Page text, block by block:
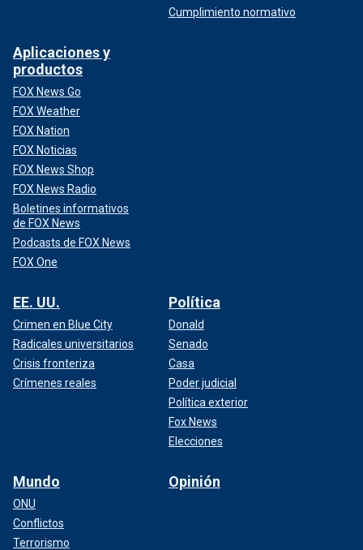
Cumplimiento normativo
Aplicaciones y
productos
FOX News Go
FOX Weather
FOX Nation
FOX Noticias
FOX News Shop
FOX News Radio
Boletines informativos
de FOX News
Podcasts de FOX News
FOX One
EE. UU.
Crimen en Blue City
Radicales universitarios
Crisis fronteriza
Crímenes reales
Política
Donald
Senado
Casa
Poder judicial
Política exterior
Fox News
Elecciones
Mundo
ONU
Conflictos
Terrorismo
Opinión